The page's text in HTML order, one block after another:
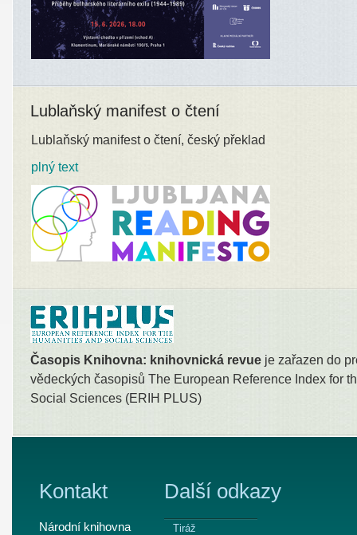
Lublaňský manifest o čtení
Lublaňský manifest o čtení, český překlad
plný text
Časopis Knihovna: knihovnická revue je zařazen do
vědeckých časopisů The European Reference Index for
Social Sciences (ERIH PLUS)
Kontakt
Národní knihovna
Další odkazy
Tiráž